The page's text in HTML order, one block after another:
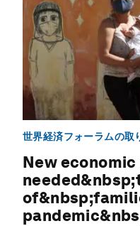
世界経済フォーラムの取
New